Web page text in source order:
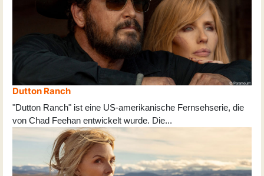
Dutton Ranch
"Dutton Ranch" ist eine US-amerikanische Fernsehserie, die
von Chad Feehan entwickelt wurde. Die...